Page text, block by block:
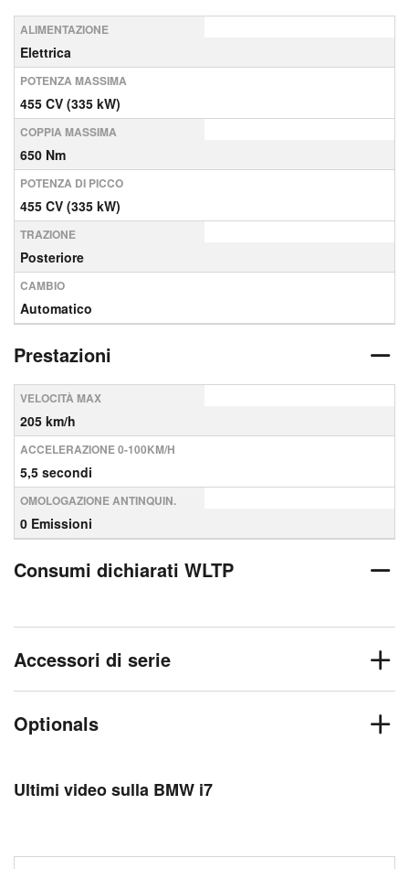
ALIMENTAZIONE
Elettrica
POTENZA MASSIMA
455 CV (335 kW)
COPPIA MASSIMA
650 Nm
POTENZA DI PICCO
455 CV (335 kW)
TRAZIONE
Posteriore
CAMBIO
Automatico
Prestazioni
VELOCITÀ MAX
205 km/h
ACCELERAZIONE 0-100KM/H
5,5 secondi
OMOLOGAZIONE ANTINQUIN.
0 Emissioni
Consumi dichiarati WLTP
Accessori di serie
Optionals
Ultimi video sulla BMW i7